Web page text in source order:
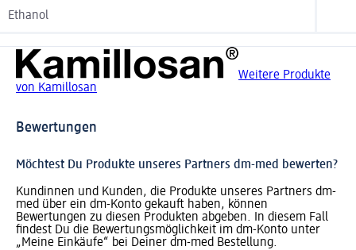
Ethanol
Weitere Produkte
von Kamillosan
Bewertungen
Möchtest Du Produkte unseres Partners dm-med bewerten?
Kundinnen und Kunden, die Produkte unseres Partners dm-
med über ein dm-Konto gekauft haben, können
Bewertungen zu diesen Produkten abgeben. In diesem Fall
findest Du die Bewertungsmöglichkeit im dm-Konto unter
„Meine Einkäufe“ bei Deiner dm-med Bestellung.